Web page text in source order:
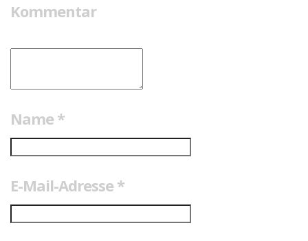
Kommentar
Name *
E-Mail-Adresse *